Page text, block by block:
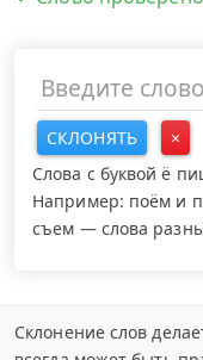
СКЛОНЯТЬ
×
Слова с буквой ё
Например: поём и
съем — слова
Склонение слов